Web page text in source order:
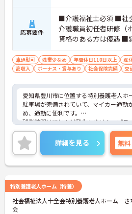
応募要件
■介護福祉士必須 ■社
介護職員初任者研修（
資格のある方は優遇 ■
優遇
車通勤可 残業少なめ 年間休日110日以上
産
高収入
ボーナス・賞与あり 社会保険完備 交
愛知県豊川市に位置する特別養護老人ホ
駐車場が完備されていて、マイカー通勤
め、通勤に便利です。
残業時間はほとんど発生しません。プラ
メリハリをつけて勤務できます。
年間休日が120日以上で有給の他、リフ
暇もあるので自分の時間を大切にしてい
す。
ご興味をお持ちの方には、詳細の情報や
さい。
詳細を見る 無料
特別養護老人ホーム（特養）
社会福祉法人十全会特別養護老人ホーム さ
会